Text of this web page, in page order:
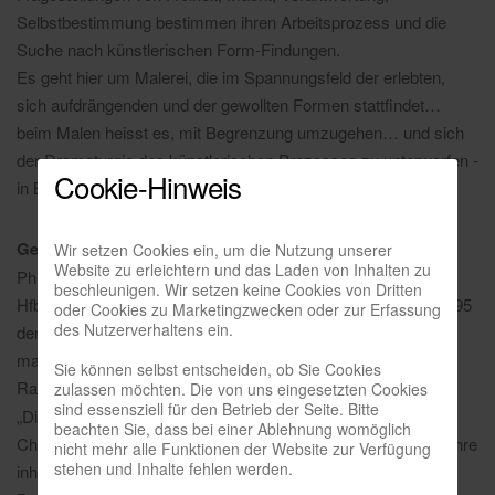
Selbstbestimmung bestimmen ihren Arbeitsprozess und die
Suche nach künstlerischen Form-Findungen.
Es geht hier um Malerei, die im Spannungsfeld der erlebten,
sich aufdrängenden und der gewollten Formen stattfindet…
beim Malen heisst es, mit Begrenzung umzugehen… und sich
der Dramaturgie des künstlerischen Prozesses zu unterwerfen -
in Beziehung setzen, inszenieren und geschehen lassen.
Georg Schmidt, geb. 1962 in Lübeck, studierte 1985 bis 89
Philosophie an der Universität Hamburg und ab 1986 an der
HfbK Hamburg und der Kunstakademie Düsseldorf, wo er 1995
den Abschluss als Meisterschüler von Gotthard Graubner
machte. Er lebt in Köln und arbeitet in seinem Atelier auf der
Raketenstation Hombroich bei Neuss.
„Die Bilder Georg Schmidts offenbaren sich als vielschichtige
Charaktere ihrem gegenüber (dem Betrachter) und entfalten ihre
inhaltliche Tiefe im Dialog (mit diesem Betrachter).“ (Pia
Cookie-Hinweis
Wir setzen Cookies ein, um die Nutzung unserer
Website zu erleichtern und das Laden von Inhalten zu
beschleunigen. Wir setzen keine Cookies von Dritten
oder Cookies zu Marketingzwecken oder zur Erfassung
des Nutzerverhaltens ein.
Sie können selbst entscheiden, ob Sie Cookies
zulassen möchten. Die von uns eingesetzten Cookies
sind essensziell für den Betrieb der Seite. Bitte
beachten Sie, dass bei einer Ablehnung womöglich
nicht mehr alle Funktionen der Website zur Verfügung
stehen und Inhalte fehlen werden.